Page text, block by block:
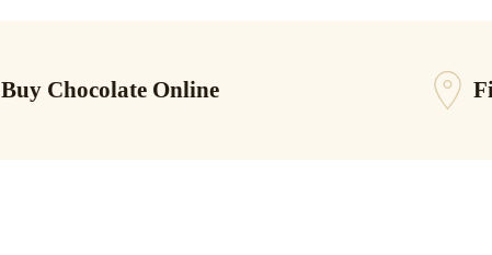
Buy Chocolate Online